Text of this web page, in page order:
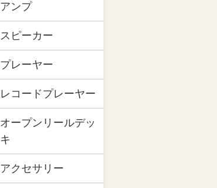
アンプ
スピーカー
プレーヤー
レコードプレーヤー
オープンリールデッ
キ
アクセサリー